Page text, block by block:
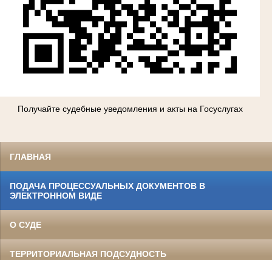
Получайте судебные уведомления и акты на Госуслугах
ГЛАВНАЯ
ПОДАЧА ПРОЦЕССУАЛЬНЫХ ДОКУМЕНТОВ В
ЭЛЕКТРОННОМ ВИДЕ
О СУДЕ
ТЕРРИТОРИАЛЬНАЯ ПОДСУДНОСТЬ